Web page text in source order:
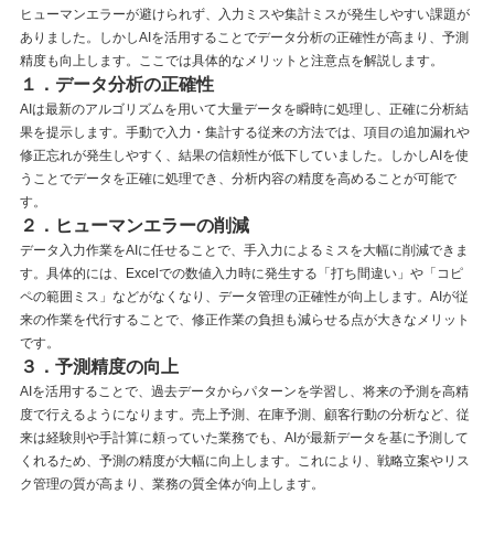
ヒューマンエラーが避けられず、入力ミスや集計ミスが発生しやすい課題が
ありました。しかしAIを活用することでデータ分析の正確性が高まり、予測
精度も向上します。ここでは具体的なメリットと注意点を解説します。
１．データ分析の正確性
AIは最新のアルゴリズムを用いて大量データを瞬時に処理し、正確に分析結
果を提示します。手動で入力・集計する従来の方法では、項目の追加漏れや
修正忘れが発生しやすく、結果の信頼性が低下していました。しかしAIを使
うことでデータを正確に処理でき、分析内容の精度を高めることが可能で
す。
２．ヒューマンエラーの削減
データ入力作業をAIに任せることで、手入力によるミスを大幅に削減できま
す。具体的には、Excelでの数値入力時に発生する「打ち間違い」や「コピ
ペの範囲ミス」などがなくなり、データ管理の正確性が向上します。AIが従
来の作業を代行することで、修正作業の負担も減らせる点が大きなメリット
です。
３．予測精度の向上
AIを活用することで、過去データからパターンを学習し、将来の予測を高精
度で行えるようになります。売上予測、在庫予測、顧客行動の分析など、従
来は経験則や手計算に頼っていた業務でも、AIが最新データを基に予測して
くれるため、予測の精度が大幅に向上します。これにより、戦略立案やリス
ク管理の質が高まり、業務の質全体が向上します。